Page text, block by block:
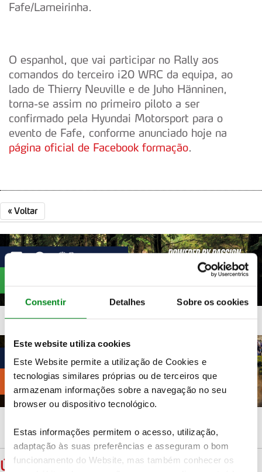
Consentir Detalhes Sobre os cookies
Este website utiliza cookies
Este Website permite a utilização de Cookies e
tecnologias similares próprias ou de terceiros que
armazenam informações sobre a navegação no seu
browser ou dispositivo tecnológico.
Estas informações permitem o acesso, utilização,
adaptação às suas preferências e asseguram o bom
funcionamento do Website, mas também conhecer os
Fafe/Lameirinha.
O espanhol, que vai participar no Rally aos
comandos do terceiro i20 WRC da equipa, ao
lado de Thierry Neuville e de Juho Hänninen,
torna-se assim no primeiro piloto a ser
confirmado pela Hyundai Motorsport para o
evento de Fafe, conforme anunciado hoje na
página oficial de Facebook formação.
« Voltar
ÚLTIMAS